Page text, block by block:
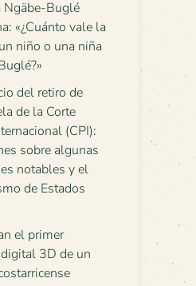
Ngäbe-Buglé
«¿Cuánto vale la
niño o una niña
del retiro de
de la Corte
(CPI):
sobre algunas
notables y el
de Estados
el primer
3D de un